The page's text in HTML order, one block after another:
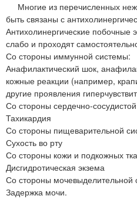
Многие из перечисленных
быть связаны с
Антихолинергические
слабо и проходят
Со стороны иммунной системы:
Анафилактический шок,
кожные реакции (например,
другие проявления
Со стороны сердечно-
Тахикардия
Со стороны пищеварительной
Сухость во рту
Со стороны кожи и подкожных
Дисгидротическая экзема
Со стороны мочевыделительной
Задержка мочи.